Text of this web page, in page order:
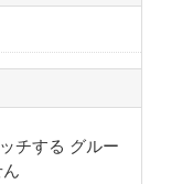
チする グルー